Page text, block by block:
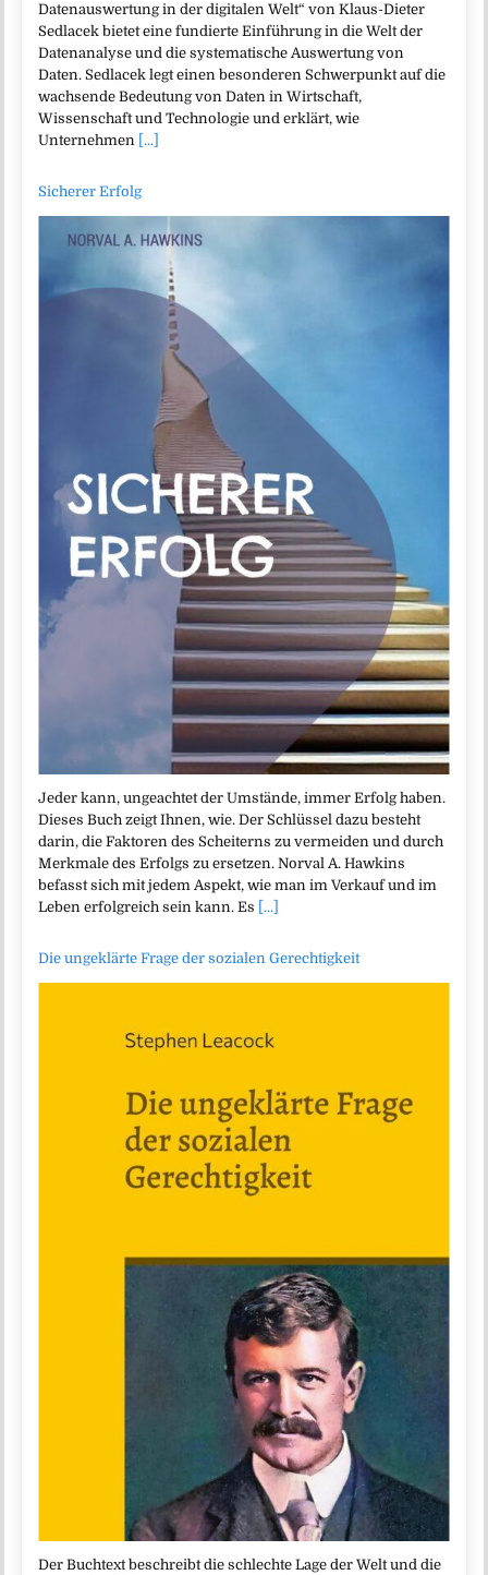
Datenauswertung in der digitalen Welt“ von Klaus-Dieter
Sedlacek bietet eine fundierte Einführung in die Welt der
Datenanalyse und die systematische Auswertung von
Daten. Sedlacek legt einen besonderen Schwerpunkt auf die
wachsende Bedeutung von Daten in Wirtschaft,
Wissenschaft und Technologie und erklärt, wie
Unternehmen [...]
Sicherer Erfolg
Jeder kann, ungeachtet der Umstände, immer Erfolg haben.
Dieses Buch zeigt Ihnen, wie. Der Schlüssel dazu besteht
darin, die Faktoren des Scheiterns zu vermeiden und durch
Merkmale des Erfolgs zu ersetzen. Norval A. Hawkins
befasst sich mit jedem Aspekt, wie man im Verkauf und im
Leben erfolgreich sein kann. Es [...]
Die ungeklärte Frage der sozialen Gerechtigkeit
Der Buchtext beschreibt die schlechte Lage der Welt und die